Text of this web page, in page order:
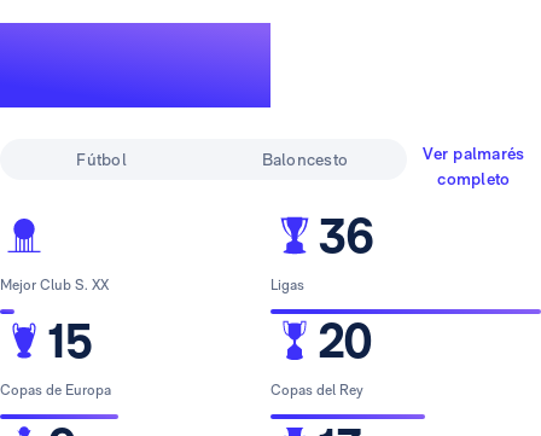
Fútbol Baloncesto
Ver palmarés
completo
Mejor Club S. XX
15
Copas de Europa
36
Ligas
20
Copas del Rey